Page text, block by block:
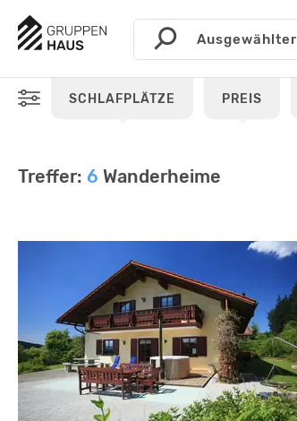
SCHLAFPLÄTZE PREIS
Treffer: 6 Wanderheime